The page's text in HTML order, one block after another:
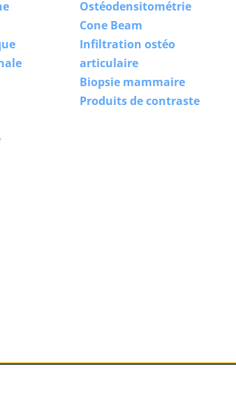
Ostéodensitométrie
Cone Beam
Infiltration ostéo
articulaire
Biopsie mammaire
Produits de contraste